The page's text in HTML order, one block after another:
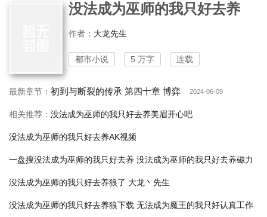
没法成为巫师的我只好去养
作者： 大龙先生
都市小说 5 万字 连载
最新章节： 初到与断裂的传承 第四十章 博弈 2024-06-09
相关推荐： 没法成为巫师的我只好去养美眉开心吧
没法成为巫师的我只好去养AK视频
一盘搜没法成为巫师的我只好去养 没法成为巫师的我只好去养磁力
没法成为巫师的我只好去养狼了 大龙丶先生
没法成为巫师的我只好去养狼下载 无法成为魔王的我只好认真工作